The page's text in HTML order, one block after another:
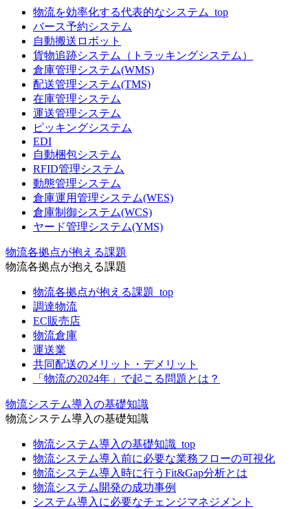
物流を効率化する代表的なシステム_top
バース予約システム
自動搬送ロボット
貨物追跡システム（トラッキングシステム）
倉庫管理システム(WMS)
配送管理システム(TMS)
在庫管理システム
運送管理システム
ピッキングシステム
EDI
自動梱包システム
RFID管理システム
動態管理システム
倉庫運用管理システム(WES)
倉庫制御システム(WCS)
ヤード管理システム(YMS)
物流各拠点が抱える課題
物流各拠点が抱える課題
物流各拠点が抱える課題_top
調達物流
EC販売店
物流倉庫
運送業
共同配送のメリット・デメリット
「物流の2024年」で起こる問題とは？
物流システム導入の基礎知識
物流システム導入の基礎知識
物流システム導入の基礎知識_top
物流システム導入前に必要な業務フローの可視化
物流システム導入時に行うFit&Gap分析とは
物流システム開発の成功事例
システム導入に必要なチェンジマネジメント